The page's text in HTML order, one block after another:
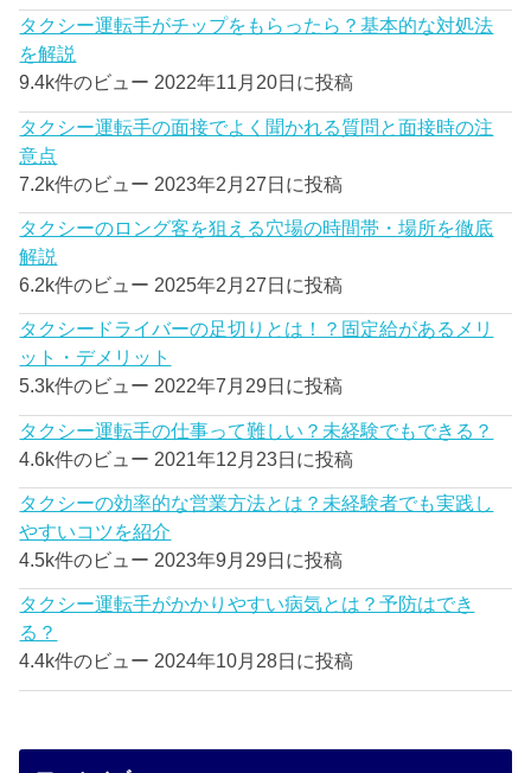
タクシー運転手がチップをもらったら？基本的な対処法
を解説
9.4k件のビュー 2022年11月20日に投稿
タクシー運転手の面接でよく聞かれる質問と面接時の注
意点
7.2k件のビュー 2023年2月27日に投稿
タクシーのロング客を狙える穴場の時間帯・場所を徹底
解説
6.2k件のビュー 2025年2月27日に投稿
タクシードライバーの足切りとは！？固定給があるメリ
ット・デメリット
5.3k件のビュー 2022年7月29日に投稿
タクシー運転手の仕事って難しい？未経験でもできる？
4.6k件のビュー 2021年12月23日に投稿
タクシーの効率的な営業方法とは？未経験者でも実践し
やすいコツを紹介
4.5k件のビュー 2023年9月29日に投稿
タクシー運転手がかかりやすい病気とは？予防はでき
る？
4.4k件のビュー 2024年10月28日に投稿